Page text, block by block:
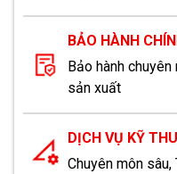
BẢO HÀNH
Bảo hành
sản xuất
DỊCH VỤ KỸ
Chuyên môn sâu,